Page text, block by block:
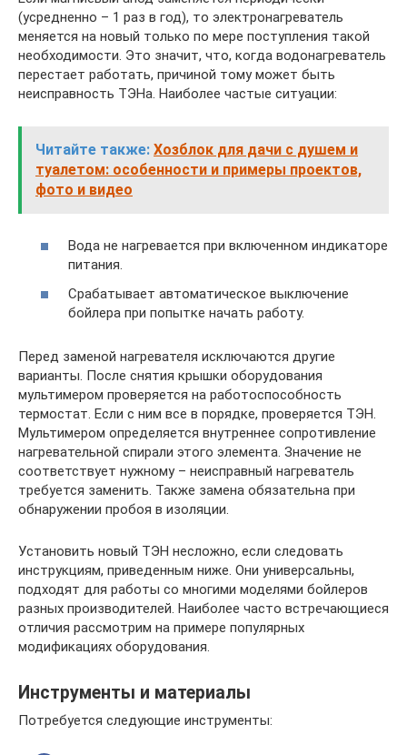
(усредненно – 1 раз в год), то электронагреватель
меняется на новый только по мере поступления такой
необходимости. Это значит, что, когда водонагреватель
перестает работать, причиной тому может быть
неисправность ТЭНа. Наиболее частые ситуации:
Читайте также: Хозблок для дачи с душем и
туалетом: особенности и примеры проектов,
фото и видео
Вода не нагревается при включенном индикаторе
питания.
Срабатывает автоматическое выключение
бойлера при попытке начать работу.
Перед заменой нагревателя исключаются другие
варианты. После снятия крышки оборудования
мультимером проверяется на работоспособность
термостат. Если с ним все в порядке, проверяется ТЭН.
Мультимером определяется внутреннее сопротивление
нагревательной спирали этого элемента. Значение не
соответствует нужному – неисправный нагреватель
требуется заменить. Также замена обязательна при
обнаружении пробоя в изоляции.
Установить новый ТЭН несложно, если следовать
инструкциям, приведенным ниже. Они универсальны,
подходят для работы со многими моделями бойлеров
разных производителей. Наиболее часто встречающиеся
отличия рассмотрим на примере популярных
модификациях оборудования.
Инструменты и материалы
Потребуется следующие инструменты: